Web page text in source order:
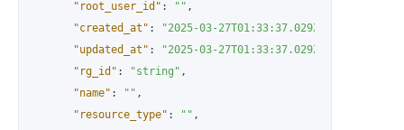
"root_user_id" : "" ,
"created_at" : "2025-03-27T01:33:37.029Z"
"updated_at" : "2025-03-27T01:33:37.029Z"
"rg_id" : "string" ,
"name" : "" ,
"resource_type" : "" ,